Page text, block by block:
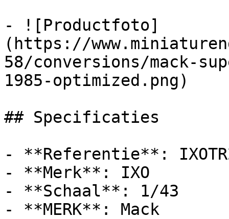
- ![Productfoto]
(https://
58/conversions/mack-
1985-optimized.png)
## Specificaties
- **Referentie**:
- **Merk**: IXO
- **Schaal**: 1/43
- **MERK**: Mack